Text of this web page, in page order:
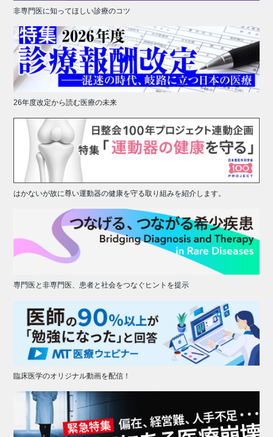
非専門医に知ってほしい診療のコツ
26年度改定から読む医療の未来
はかないが故に尊い運動器の健康を守る取り組みを紹介します。
専門医と非専門医、患者と社会をつなぐヒントを提示
臨床医学のオリジナル動画を配信！